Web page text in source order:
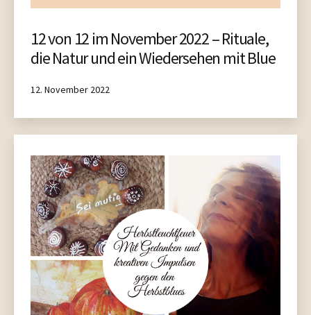
12 von 12 im November 2022 – Rituale,
die Natur und ein Wiedersehen mit Blue
Published
12. November 2022